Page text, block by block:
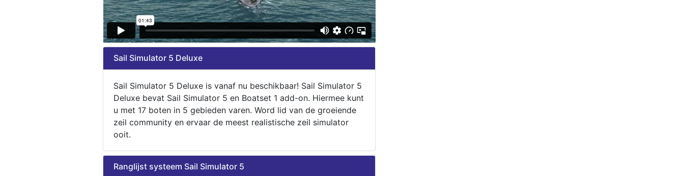
Sail Simulator 5 Deluxe
Sail Simulator 5 Deluxe is vanaf nu beschikbaar! Sail Simulator 5
Deluxe bevat Sail Simulator 5 en Boatset 1 add-on. Hiermee kunt
u met 17 boten in 5 gebieden varen. Word lid van de groeiende
zeil community en ervaar de meest realistische zeil simulator
ooit.
Ranglijst systeem Sail Simulator 5